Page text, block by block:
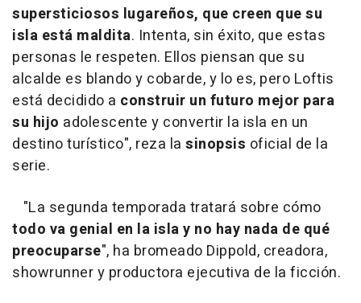
supersticiosos lugareños, que creen que su
isla está maldita. Intenta, sin éxito, que estas
personas le respeten. Ellos piensan que su
alcalde es blando y cobarde, y lo es, pero Loftis
está decidido a construir un futuro mejor para
su hijo adolescente y convertir la isla en un
destino turístico", reza la sinopsis oficial de la
serie.
"La segunda temporada tratará sobre cómo
todo va genial en la isla y no hay nada de qué
preocuparse", ha bromeado Dippold, creadora,
showrunner y productora ejecutiva de la ficción.